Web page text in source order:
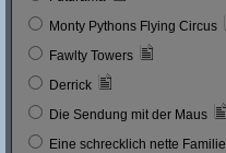
Monty Pythons Flying Circus
Fawlty Towers
Derrick
Die Sendung mit der Maus
Eine schrecklich nette Familie